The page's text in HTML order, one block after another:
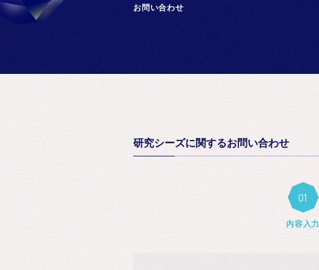
お問い合わせ
研究シーズに関するお問い合わせ
内容入力